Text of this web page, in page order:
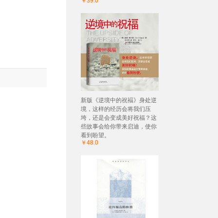
新版《逆境中的祝褔》身处逆
境，这样的经历会将我们压
垮，还是会变成美好祝福？这
些故事会给你带来启迪，使你
看到盼望。
￥48.0